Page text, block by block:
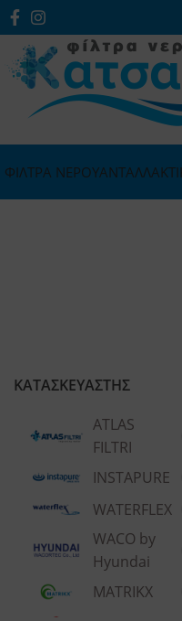
ΦΙΛΤΡΑ ΝΕΡΟΥ
ΚΑΤΑΣΚΕΥΑΣΤΗΣ
ATLAS
FILTRI
INSTAPURE
WATERFLEX
WACO by
Hyundai
MATRIKX